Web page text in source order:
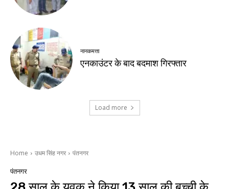
नानकमत्ता
एनकाउंटर के बाद बदमाश गिरफ्तार
Load more